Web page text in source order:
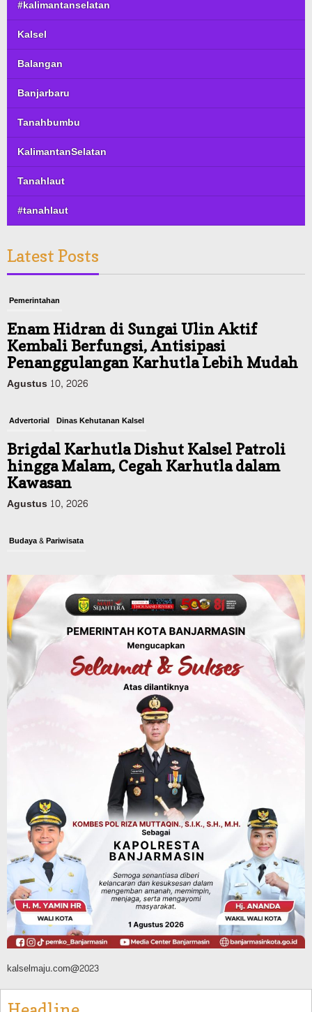
#kalimantanselatan
Kalsel
Balangan
Banjarbaru
Tanahbumbu
KalimantanSelatan
Tanahlaut
#tanahlaut
Latest Posts
Pemerintahan
Enam Hidran di Sungai Ulin Aktif
Kembali Berfungsi, Antisipasi
Penanggulangan Karhutla Lebih Mudah
Agustus 10, 2026
Advertorial Dinas Kehutanan Kalsel
Brigdal Karhutla Dishut Kalsel Patroli
hingga Malam, Cegah Karhutla dalam
Kawasan
Agustus 10, 2026
Budaya & Pariwisata
Kicau Mania Banjarmasin, Total Hadiah
Rp40 Juta
Agustus 10, 2026
Advertorial Pemkab Balangan
Rapat Paripurna Balangan Capai
Kesepakatan, Perubahan APBD 2026
Segera Diproses ke Gubernur Kalsel
Bangunan TPA Darul Falah Cempaka
Direnovasi, Dua Dekade Lebih Belum
Pernah Direhabilitasi Total
Agustus 10, 2026
kalselmaju.com@2023